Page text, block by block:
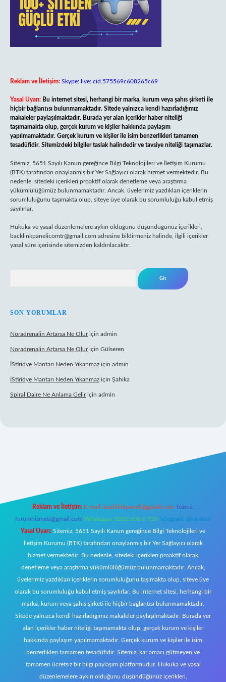
Reklam ve İletişim: Skype: live:.cid.575569c608265c69
Yasal Uyarı: Bu internet sitesi, herhangi bir marka, kurum veya şahıs şirketi ile
hiçbir bağlantısı bulunmamaktadır. Sitede yalnızca kendi hazırladığımız
makaleler paylaşılmaktadır. Burada yer alan içerikler haber niteliği
taşımamakta olup, gerçek kurum ve kişiler hakkında paylaşım
yapılmamaktadır. Gerçek kurum ve kişiler ile isim benzerlikleri tamamen
tesadüfidir. Sitemizdeki bilgiler taslak halindedir ve tavsiye niteliği taşımazlar.
Sitemiz, 5651 Sayılı Kanun gereğince Bilgi Teknolojileri ve İletişim Kurumu
(BTK) tarafından onaylanmış bir Yer Sağlayıcı olarak hizmet vermektedir. Bu
nedenle, sitedeki içerikleri proaktif olarak denetleme veya araştırma
yükümlülüğümüz bulunmamaktadır. Ancak, üyelerimiz yazdıkları içeriklerin
sorumluluğunu taşımakta olup, siteye üye olarak bu sorumluluğu kabul etmiş
sayılırlar.
Hukuka ve yasal düzenlemelere aykırı olduğunu düşündüğünüz içerikleri,
backlinkpanelicomtr@gmail.com adresine bildirmeniz halinde, ilgili içerikler
yasal süre içerisinde sitemizden kaldırılacaktır.
SON YORUMLAR
Noradrenalin Artarsa Ne Oluriçin admin
Noradrenalin Artarsa Ne Oluriçin Gülseren
İStiridye Mantarı Neden Yıkanmaz için admin
İStiridye Mantarı Neden Yıkanmaz için Şahika
Spiral Daire Ne Anlama Geliriçin admin
Reklam ve İletişim: E-mail: backlinkpaneli@gmail.com Teams:
forumhizmeti@gmail.com Whatsapp: 0262 606 0 726 Telegram: @karabul
Yasal Uyarı: Sitemiz, 5651 Sayılı Kanun gereğince Bilgi Teknolojileri ve
İletişim Kurumu (BTK) tarafından onaylanmış bir Yer Sağlayıcı olarak
hizmet vermektedir. Bu nedenle, sitedeki içerikleri proaktif olarak
denetleme veya araştırma yükümlülüğümüz bulunmamaktadır. Ancak,
üyelerimiz yazdıkları içeriklerin sorumluluğunu taşımakta olup, siteye üye
olarak bu sorumluluğu kabul etmiş sayılırlar. Bu internet sitesi, herhangi bir
marka, kurum veya şahıs şirketi ile hiçbir bağlantısı bulunmamaktadır.
Sitede yalnızca kendi hazırladığımız makaleler paylaşılmaktadır. Burada yer
alan içerikler haber niteliği taşımamakta olup, gerçek kurum ve kişiler
hakkında paylaşım yapılmamaktadır. Gerçek kurum ve kişiler ile isim
benzerlikleri tamamen tesadüfidir. Sitemiz, kar amacı gütmeyen ve
tamamen ücretsiz bir bilgi paylaşım platformudur. Hukuka ve yasal
düzenlemelere aykırı olduğunu düşündüğünüz içerikleri,